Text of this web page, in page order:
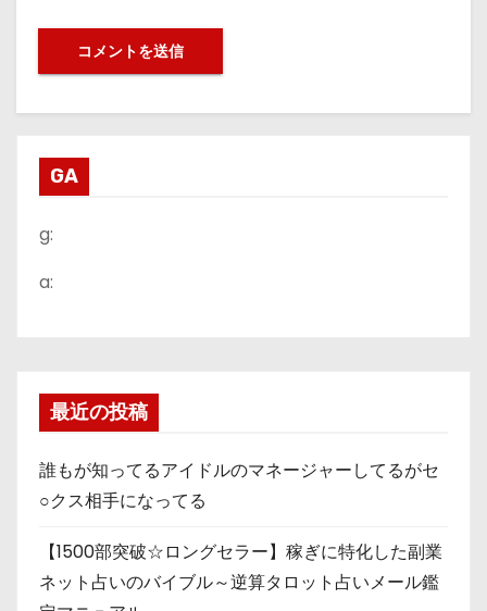
GA
g:
a:
最近の投稿
誰もが知ってるアイドルのマネージャーしてるがセ
○クス相手になってる
【1500部突破☆ロングセラー】稼ぎに特化した副業
ネット占いのバイブル～逆算タロット占いメール鑑